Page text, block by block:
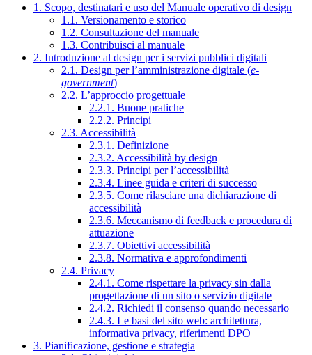
1. Scopo, destinatari e uso del Manuale operativo di design
1.1. Versionamento e storico
1.2. Consultazione del manuale
1.3. Contribuisci al manuale
2. Introduzione al design per i servizi pubblici digitali
2.1. Design per l’amministrazione digitale (e-
government)
2.2. L’approccio progettuale
2.2.1. Buone pratiche
2.2.2. Principi
2.3. Accessibilità
2.3.1. Definizione
2.3.2. Accessibilità by design
2.3.3. Principi per l’accessibilità
2.3.4. Linee guida e criteri di successo
2.3.5. Come rilasciare una dichiarazione di
accessibilità
2.3.6. Meccanismo di feedback e procedura di
attuazione
2.3.7. Obiettivi accessibilità
2.3.8. Normativa e approfondimenti
2.4. Privacy
2.4.1. Come rispettare la privacy sin dalla
progettazione di un sito o servizio digitale
2.4.2. Richiedi il consenso quando necessario
2.4.3. Le basi del sito web: architettura,
informativa privacy, riferimenti DPO
3. Pianificazione, gestione e strategia